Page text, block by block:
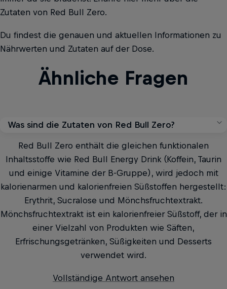
Zutaten von Red Bull Zero.
Du findest die genauen und aktuellen Informationen zu
Nährwerten und Zutaten auf der Dose.
Ähnliche Fragen
Was sind die Zutaten von Red Bull Zero?
Red Bull Zero enthält die gleichen funktionalen
Inhaltsstoffe wie Red Bull Energy Drink (Koffein, Taurin
und einige Vitamine der B-Gruppe), wird jedoch mit
kalorienarmen und kalorienfreien Süßstoffen hergestellt:
Erythrit, Sucralose und Mönchsfruchtextrakt.
Mönchsfruchtextrakt ist ein kalorienfreier Süßstoff, der in
einer Vielzahl von Produkten wie Säften,
Erfrischungsgetränken, Süßigkeiten und Desserts
verwendet wird.
Vollständige Antwort ansehen